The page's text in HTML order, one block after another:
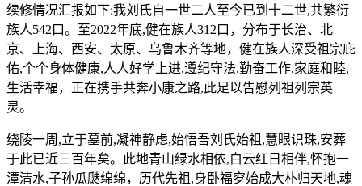
续修情况汇报如下:我刘氏自一世二人至今已到十二世,共繁衍
族人542口。至2022年底,健在族人312口，分布于长治、北
京、上海、西安、太原、乌鲁木齐等地，健在族人深受祖宗庇
佑,个个身体健康,人人好学上进,遵纪守法,勤奋工作,家庭和睦,
生活幸福，正在携手共奔小康之路,此足以告慰列祖列宗英
灵。
绕陵一周,立于墓前,凝神静虑,始悟吾刘氏始祖,慧眼识珠,安葬
于此已近三百年矣。此地青山绿水相依,白云红日相伴,怀抱一
潭清水,子孙瓜瓞绵绵，历代先祖,身卧福穸始成大朴归天地,魂